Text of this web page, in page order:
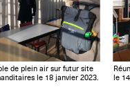
de plein air sur futur site
le 18 janvier 2023.
le